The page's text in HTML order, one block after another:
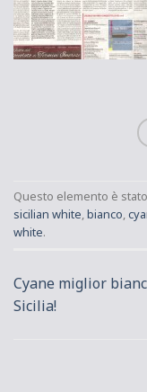
Questo elemento è
sicilian white,bianco,
white.
Cyane miglior
Sicilia!